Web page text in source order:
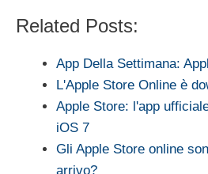
Related Posts:
App Della Settimana:
L'Apple Store Online è
Apple Store: l'app
iOS 7
Gli Apple Store online
arrivo?